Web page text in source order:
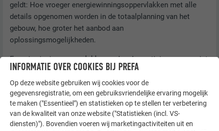
geldt: Hoe vroeger energiewinningsoppervlakken met alle
details opgenomen worden in de totaalplanning van het
gebouw, hoe groter het aanbod aan
oplossingsmogelijkheden.
Energiewinningsoppervlakken en hun bevestiging mogen niet
worden gebruikt als ankervoorziening, bevestigingspunten of
als toegangsvoorzieningen, tenzij er afzonderlijk
bewijsmateriaal is. Voor onderhoud en reparatie moeten er
maatregelen worden getroffen om schade aan de
dakbedekking te voorkomen (bijv. het aanbrengen van
afzonderlijke treden).
INFORMATIE OVER COOKIES BIJ PREFA
Op deze website gebruiken wij cookies voor de
gegevensregistratie, om een gebruiksvriendelijke ervaring mogelijk
te maken ("Essentieel") en statistieken op te stellen ter verbetering
van de kwaliteit van onze website ("Statistieken (incl. VS-
diensten)"). Bovendien voeren wij marketingactiviteiten uit en